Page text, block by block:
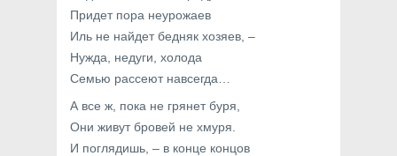
Придет пора неурожаев
Иль не найдет бедняк хозяев, –
Нужда, недуги, холода
Семью рассеют навсегда…
А все ж, пока не грянет буря,
Они живут бровей не хмуря.
И поглядишь, – в конце концов